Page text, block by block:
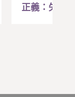
正義：失去